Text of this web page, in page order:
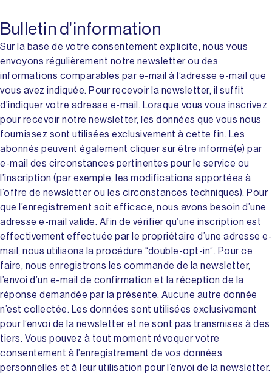
Bulletin d’information
Sur la base de votre consentement explicite, nous vous
envoyons régulièrement notre newsletter ou des
informations comparables par e-mail à l’adresse e-mail que
vous avez indiquée. Pour recevoir la newsletter, il suffit
d’indiquer votre adresse e-mail. Lorsque vous vous inscrivez
pour recevoir notre newsletter, les données que vous nous
fournissez sont utilisées exclusivement à cette fin. Les
abonnés peuvent également cliquer sur être informé(e) par
e-mail des circonstances pertinentes pour le service ou
l’inscription (par exemple, les modifications apportées à
l’offre de newsletter ou les circonstances techniques). Pour
que l’enregistrement soit efficace, nous avons besoin d’une
adresse e-mail valide. Afin de vérifier qu’une inscription est
effectivement effectuée par le propriétaire d’une adresse e-
mail, nous utilisons la procédure “double-opt-in”. Pour ce
faire, nous enregistrons les commande de la newsletter,
l’envoi d’un e-mail de confirmation et la réception de la
réponse demandée par la présente. Aucune autre donnée
n’est collectée. Les données sont utilisées exclusivement
pour l’envoi de la newsletter et ne sont pas transmises à des
tiers. Vous pouvez à tout moment révoquer votre
consentement à l’enregistrement de vos données
personnelles et à leur utilisation pour l’envoi de la newsletter.